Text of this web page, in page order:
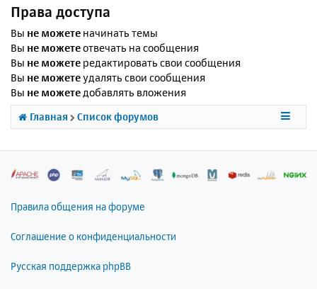
Права доступа
Вы не можете начинать темы
Вы не можетеотвечать на сообщения
Вы не можете редактировать свои сообщения
Вы не можетеудалять свои сообщения
Вы не можетедобавлять вложения
Главная Список форумов
Правила общения на форуме
Соглашение о конфиденциальности
Русская поддержка phpBB